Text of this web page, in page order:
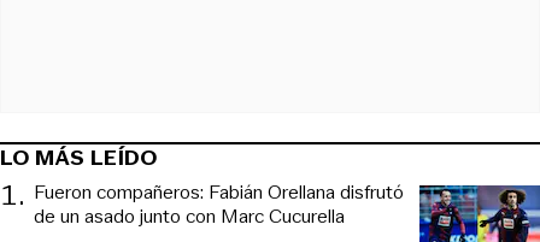
LO MÁS LEÍDO
1. Fueron compañeros: Fabián Orellana disfrutó
de un asado junto con Marc Cucurella